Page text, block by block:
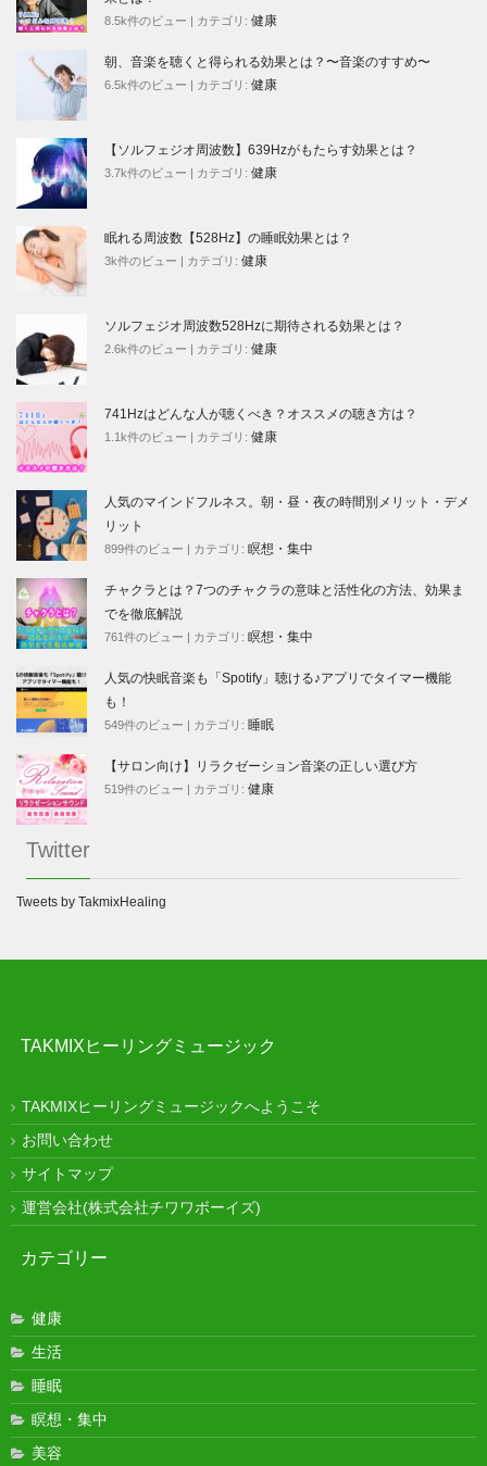
8.5k件のビュー カテゴリ: 健康
朝、音楽を聴くと得られる効果とは？〜音楽のすすめ〜
6.5k件のビュー カテゴリ: 健康
【ソルフェジオ周波数】639Hzがもたらす効果とは？
3.7k件のビュー カテゴリ: 健康
眠れる周波数【528Hz】の睡眠効果とは？
3k件のビュー カテゴリ: 健康
ソルフェジオ周波数528Hzに期待される効果とは？
2.6k件のビュー カテゴリ: 健康
741Hzはどんな人が聴くべき？オススメの聴き方は？
1.1k件のビュー カテゴリ: 健康
人気のマインドフルネス。朝・昼・夜の時間別メリット・デメ
リット
899件のビュー カテゴリ: 瞑想・集中
チャクラとは？7つのチャクラの意味と活性化の方法、効果ま
でを徹底解説
761件のビュー カテゴリ: 瞑想・集中
人気の快眠音楽も「Spotify」聴ける♪アプリでタイマー機能
も！
549件のビュー カテゴリ: 睡眠
【サロン向け】リラクゼーション音楽の正しい選び方
519件のビュー カテゴリ: 健康
Twitter
Tweets by TakmixHealing
TAKMIXヒーリングミュージック
TAKMIXヒーリングミュージックへようこそ
お問い合わせ
サイトマップ
運営会社(株式会社チワワボーイズ)
カテゴリー
健康
生活
睡眠
瞑想・集中
美容